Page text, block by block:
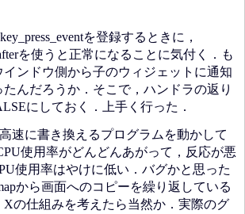
を登録するときに，
を使うと正常になることに気付く．も
インドウ側から子のウィジェットに通知
んだろうか．そこで，ハンドラの返り
にしておく．上手く行った．
速に書き換えるプログラムを動かして
使用率がどんどんあがって，反応が悪
使用率はやけに低い．バグかと思った
から画面へのコピーを繰り返している
Xの仕組みを考えたら当然か．実際のグ